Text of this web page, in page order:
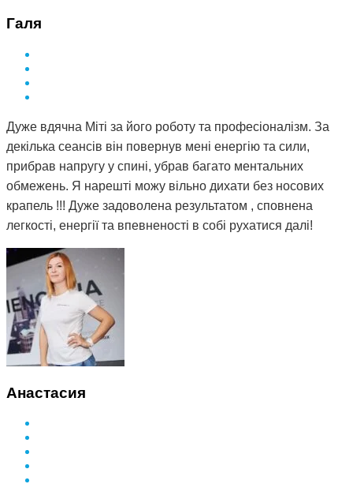
Галя
Дуже вдячна Міті за його роботу та професіоналізм. За
декілька сеансів він повернув мені енергію та сили,
прибрав напругу у спині, убрав багато ментальних
обмежень. Я нарешті можу вільно дихати без носових
крапель !!! Дуже задоволена результатом , сповнена
легкості, енергії та впевненості в собі рухатися далі!
Анастасия